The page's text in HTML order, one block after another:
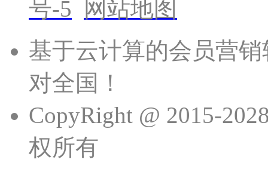
号-5
网站地图
基于云计算的会员营
对全国！
CopyRight @ 2015-
权所有